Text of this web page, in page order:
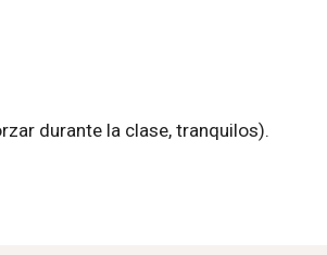
durante la clase, tranquilos).